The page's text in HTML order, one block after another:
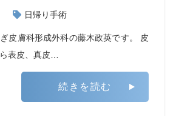
日帰り手術
皮膚科形成外科の藤木政英です。 皮
表皮、真皮…
続きを読む